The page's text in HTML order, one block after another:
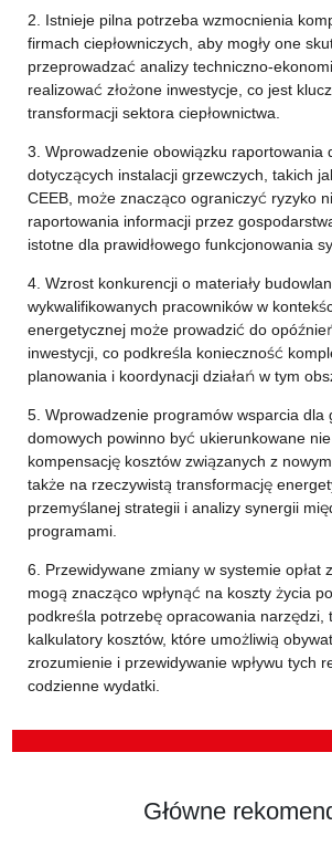
2. Istnieje pilna potrzeba wzmocnienia
firmach ciepłowniczych, aby mogły one
przeprowadzać analizy techniczno-
realizować złożone inwestycje, co jest
transformacji sektora ciepłownictwa.
3. Wprowadzenie obowiązku raportowania
dotyczących instalacji grzewczych, takich
CEEB, może znacząco ograniczyć ryzyko
raportowania informacji przez
istotne dla prawidłowego funkcjonowania
4. Wzrost konkurencji o materiały
wykwalifikowanych pracowników w
energetycznej może prowadzić do
inwestycji, co podkreśla konieczność
planowania i koordynacji działań w tym
5. Wprowadzenie programów wsparcia dla
domowych powinno być ukierunkowane
kompensację kosztów związanych z
także na rzeczywistą transformację
przemyślanej strategii i analizy synergii
programami.
6. Przewidywane zmiany w systemie opłat
mogą znacząco wpłynąć na koszty życia
podkreśla potrzebę opracowania narzędzi,
kalkulatory kosztów, które umożliwią
zrozumienie i przewidywanie wpływu tych
codzienne wydatki.
Główne